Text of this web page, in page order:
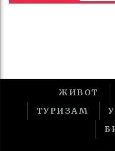
ЖИВОТ
ТУРИЗАМ